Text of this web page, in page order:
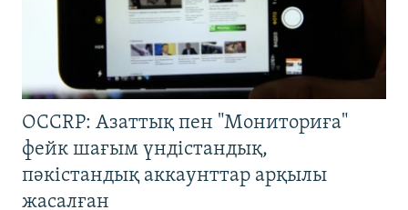
OCCRP: Азаттық пен "Мониториға"
фейк шағым үндістандық,
пәкістандық аккаунттар арқылы
жасалған